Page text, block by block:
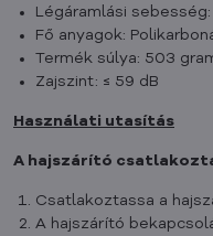
Légáramlási
Fő anyagok:
Termék súlya: 503
Zajszint: ≤ 59 dB
Használati utasítás
A hajszárító
Csatlakoztassa a
A hajszárító